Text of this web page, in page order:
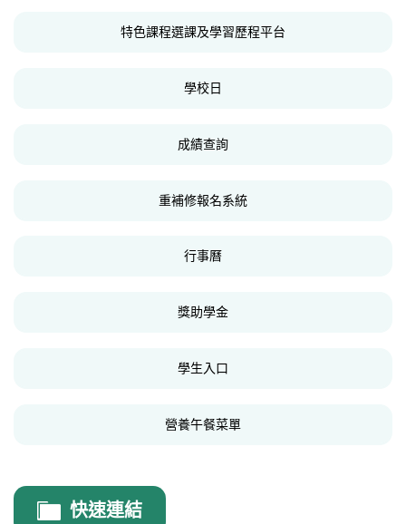
特色課程選課及學習歷程平台
學校日
成績查詢
重補修報名系統
行事曆
獎助學金
學生入口
營養午餐菜單
快速連結